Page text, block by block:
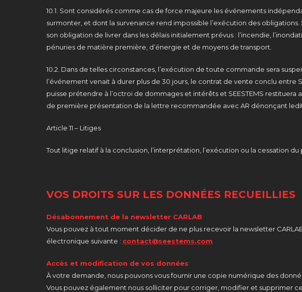
10.1. Sont considérés comme cas de force majeure les événements
surmonter, et dont la survenance rend impossible l’exécution des
son obligation de livrer dans les délais initialement prévus : l’incendie,
pénuries de matière première, d’énergie et de moyens de transport.
10.2. Dans de telles circonstances, l’exécution de toute commande sera
l’événement venait à durer plus de 30 jours, le contrat de vente conclu entre
puisse prétendre à l’octroi de dommages et intérêts et SEESTEMS
de première présentation de la lettre recommandée avec AR dénonçant
Article 11 – Litiges
Tout litige relatif à la conclusion, l’interprétation, l’exécution ou la cessation
VOS DROITS SUR LES DONNÉES RECUEILLIES
Désabonnement de la newsletter CARLAB
Vous pouvez à tout moment décider de ne plus recevoir la newsletter
électronique suivante : contact@seestems.com
Accès et modification de vos données
À votre demande, nous pouvons vous fournir une copie numérique des
Vous pouvez également nous solliciter pour corriger, modifier et supprimer